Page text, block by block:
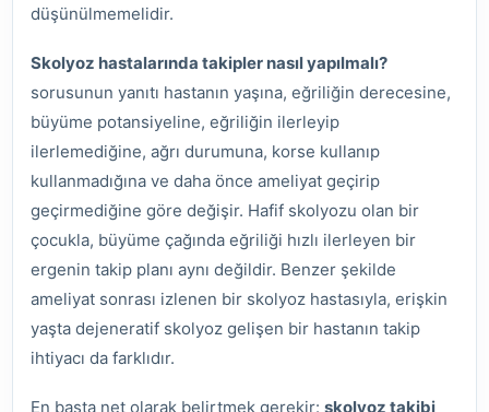
düşünülmemelidir.
Skolyoz hastalarında takipler nasıl yapılmalı?
sorusunun yanıtı hastanın yaşına, eğriliğin derecesine,
büyüme potansiyeline, eğriliğin ilerleyip
ilerlemediğine, ağrı durumuna, korse kullanıp
kullanmadığına ve daha önce ameliyat geçirip
geçirmediğine göre değişir. Hafif skolyozu olan bir
çocukla, büyüme çağında eğriliği hızlı ilerleyen bir
ergenin takip planı aynı değildir. Benzer şekilde
ameliyat sonrası izlenen bir skolyoz hastasıyla, erişkin
yaşta dejeneratif skolyoz gelişen bir hastanın takip
ihtiyacı da farklıdır.
En başta net olarak belirtmek gerekir: skolyoz takibi